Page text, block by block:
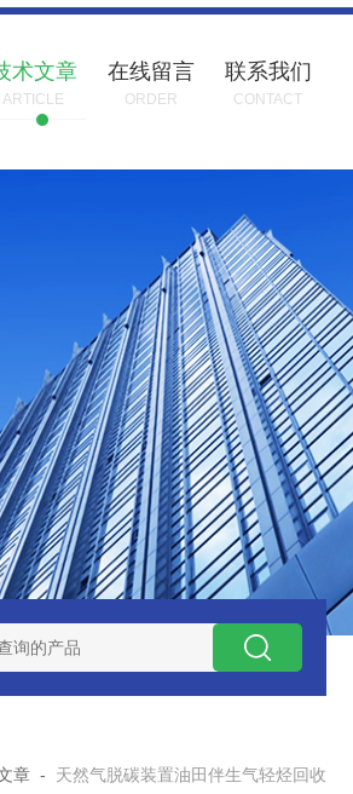
术文章
ARTICLE
在线留言
ORDER
联系我们
CONTACT
万吨撬装式煤层气脱酸气设备
章 - 天然气脱碳装置油田伴生气轻烃回收